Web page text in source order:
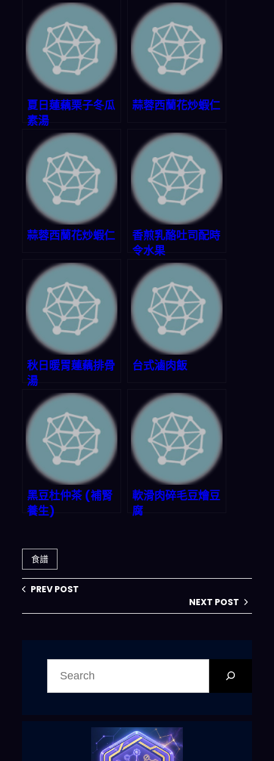
夏日蓮藕栗子冬瓜
素湯
蒜蓉西蘭花炒蝦仁
蒜蓉西蘭花炒蝦仁
香煎乳酪吐司配時
令水果
秋日暖胃蓮藕排骨
湯
台式滷肉飯
黑豆杜仲茶 (補腎
養生)
軟滑肉碎毛豆燴豆
腐
食譜
PREV POST
NEXT POST